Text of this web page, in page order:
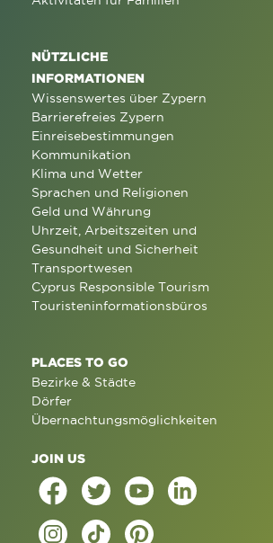
NÜTZLICHE
INFORMATIONEN
Wissenswertes über Zypern
Barrierefreies Zypern
Einreisebestimmungen
Kommunikation
Klima und Wetter
Sprachen und Religionen
Geld und Währung
Uhrzeit, Arbeitszeiten und
Gesundheit und Sicherheit
Transportwesen
Cyprus Responsible Tourism
Touristeninformationsbüros
PLACES TO GO
Bezirke & Städte
Dörfer
Übernachtungsmöglichkeiten
JOIN US